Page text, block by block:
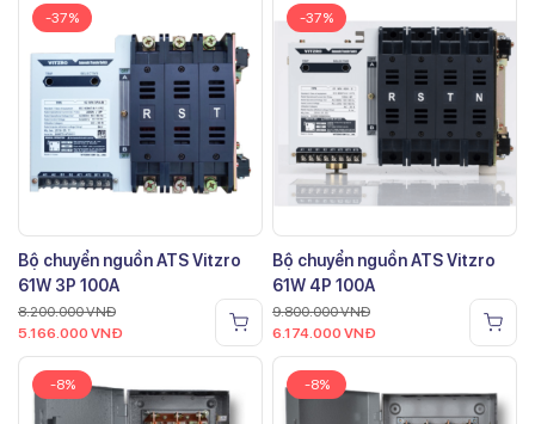
-37%
Bộ chuyển nguồn ATS Vitzro
61W 3P 100A
8.200.000VNĐ
5.166.000 VNĐ
-37%
Bộ chuyển nguồn ATS Vitzro
61W 4P 100A
9.800.000VNĐ
6.174.000 VNĐ
-8% -8%